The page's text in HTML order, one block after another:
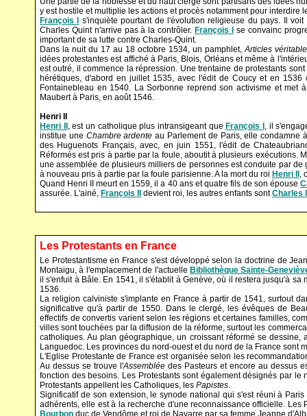
y est hostile et multiplie les actions et procès notamment pour interdire
François I
s'inquiète pourtant de l'évolution religieuse du pays. Il
Charles Quint n'arrive pas à la contrôler. François I
se convainc
important de sa lutte contre Charles-Quint.
Dans la nuit du 17 au 18 octobre 1534, un pamphlet,Articles
idées protestantes est affiché à Paris, Blois, Orléans et même à
est outré, il commence la répression. Une trentaine de protestants
hérétiques, d'abord en juillet 1535, avec l'édit de Coucy et en
Fontainebleau en 1540. La Sorbonne reprend son activisme et
Maubert à Paris, en août 1546.
Henri II
Henri II , est un catholique plus intransigeant que François I , il
institue une Chambre ardente au Parlement de Paris, elle condamne
des Huguenots Français, avec, en juin 1551, l'édit de
Réformés est pris à partie par la foule, aboutit à plusieurs exécutions.
une assemblée de plusieurs milliers de personnes est conduite par
à nouveau pris à partie par la foule parisienne. A la mort du roi Henri II ,
Quand Henri II meurt en 1559, il a 40 ans et quatre fils de son épouse
assurée. L'ainé, François II devient roi, les autres enfants sontCharles
Les Protestants en France
Le Protestantisme en France s'est développé selon la doctrine de
Montaigu, à l'emplacement de l'actuelle Bibliothèque Sainte-
il s'enfuit à Bâle. En 1541, il s'établit à Genève, où il restera jusqu'à
1536.
La religion calviniste s'implante en France à partir de 1541, surtout
significative qu'à partir de 1550. Dans le clergé, les évêques de
effectifs de convertis varient selon les régions et certaines familles,
villes sont touchées par la diffusion de la réforme, surtout les
catholiques. Au plan géographique, un croissant réformé se
Languedoc. Les provinces du nord-ouest et du nord de la France sont
L'Eglise Protestante de France est organisée selon les
Au dessus se trouve l'Assembléedes Pasteurs et encore au dessus
fonction des besoins. Les Protestants sont également désignés par le
Protestants appellent les Catholiques, les Papistes.
Significatif de son extension, le synode national qui s'est réuni à
adhérents, elle est à la recherche d'une reconnaissance officielle. Les
Bourbon duc de Vendôme et roi de Navarre par sa femme Jeanne